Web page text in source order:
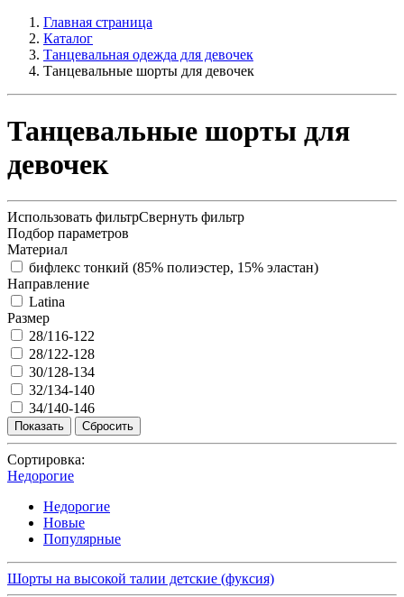
Главная страница
Каталог
Танцевальная одежда для девочек
Танцевальные шорты для девочек
Танцевальные шорты для
девочек
Использовать фильтрСвернуть фильтр
Подбор параметров
Материал
бифлекс тонкий (85% полиэстер, 15% эластан)
Направление
Latina
Размер
28/116-122
28/122-128
30/128-134
32/134-140
34/140-146
Сортировка:
Недорогие
Недорогие
Новые
Популярные
Шорты на высокой талии детские (фуксия)